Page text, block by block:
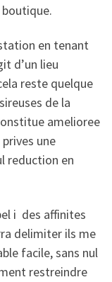
en tenant
d’un lieu
reste quelque
de la
amelioree
une
reduction en
i des affinites
delimiter ils me
facile, sans nul
restreindre